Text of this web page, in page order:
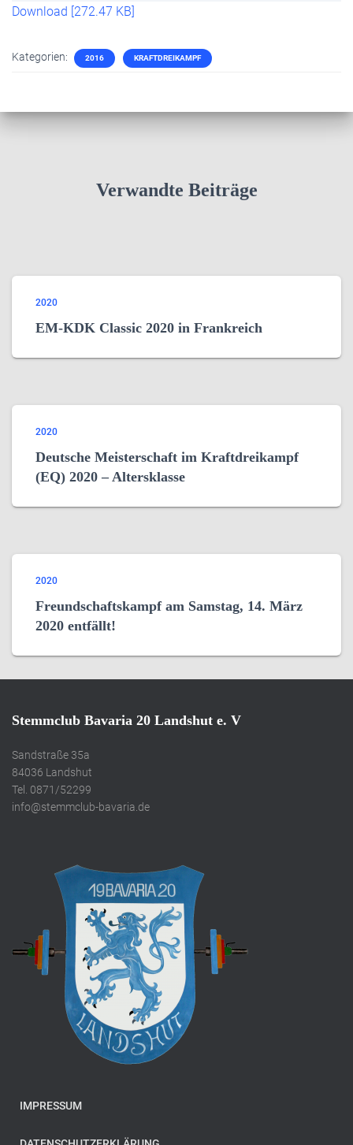
Download [272.47 KB]
Kategorien: 2016 KRAFTDREIKAMPF
Verwandte Beiträge
2020
EM-KDK Classic 2020 in Frankreich
2020
Deutsche Meisterschaft im Kraftdreikampf
(EQ) 2020 – Altersklasse
2020
Freundschaftskampf am Samstag, 14. März
2020 entfällt!
Stemmclub Bavaria 20 Landshut e. V
Sandstraße 35a
84036 Landshut
Tel. 0871/52299
info@stemmclub-bavaria.de
IMPRESSUM